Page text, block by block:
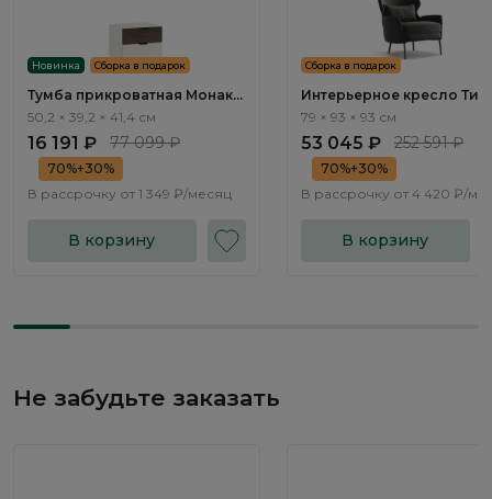
Новинка Сборка в подарок
Тумба прикроватная Монако
/ Monako MN010.3
50,2 × 39,2 × 41,4 см
16 191 ₽ 77 099 ₽
70%+30%
В рассрочку от 1 349 ₽/месяц
В корзину
Сборка в подарок
Интерьерное кресло
/ Tyrol ММ102.3
79 × 93 × 93 см
53 045 ₽ 252 591 ₽
70%+30%
В рассрочку от 4 420 ₽/
В корзину
Не забудьте заказать